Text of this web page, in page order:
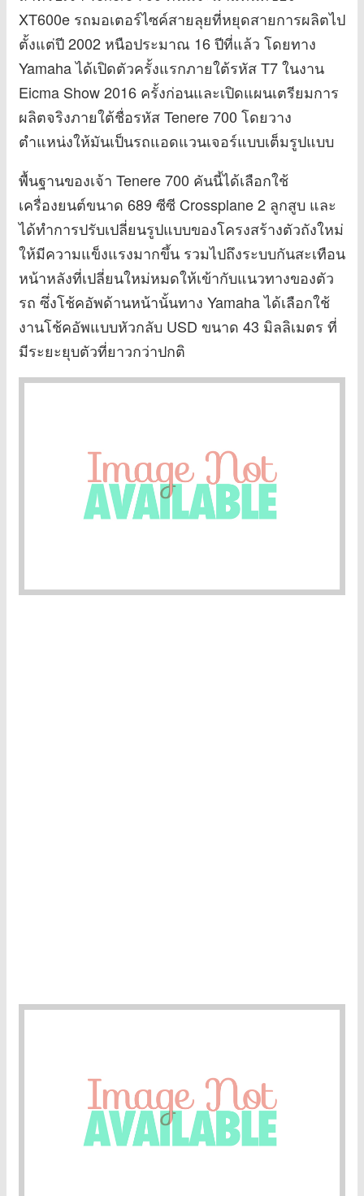
XT600e รถมอเตอร์ไซค์สายลุยที่หยุดสายการผลิตไป
ตั้งแต่ปี 2002 หนือประมาณ 16 ปีที่แล้ว โดยทาง
Yamaha ได้เปิดตัวครั้งแรกภายใต้รหัส T7 ในงาน
Eicma Show 2016 ครั้งก่อนและเปิดแผนเตรียมการ
ผลิตจริงภายใต้ชื่อรหัส Tenere 700 โดยวาง
ตำแหน่งให้มันเป็นรถแอดแวนเจอร์แบบเต็มรูปแบบ
พื้นฐานของเจ้า Tenere 700 คันนี้ได้เลือกใช้
เครื่องยนต์ขนาด 689 ซีซี Crossplane 2 ลูกสูบ และ
ได้ทำการปรับเปลี่ยนรูปแบบของโครงสร้างตัวถังใหม่
ให้มีความแข็งแรงมากขึ้น รวมไปถึงระบบกันสะเทือน
หน้าหลังที่เปลี่ยนใหม่หมดให้เข้ากับแนวทางของตัว
รถ ซึ่งโช้คอัพด้านหน้านั้นทาง Yamaha ได้เลือกใช้
งานโช้คอัพแบบหัวกลับ USD ขนาด 43 มิลลิเมตร ที่
มีระยะยุบตัวที่ยาวกว่าปกติ